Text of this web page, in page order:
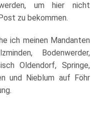
um hier nicht
zu bekommen.
ich meinen Mandanten
Bodenwerder,
Oldendorf, Springe,
und Nieblum auf Föhr